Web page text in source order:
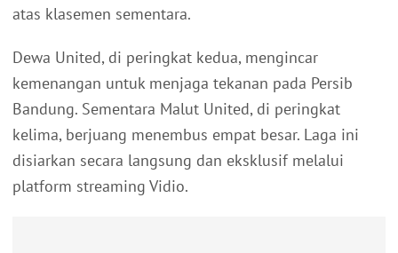
atas klasemen sementara.
Dewa United, di peringkat kedua, mengincar
kemenangan untuk menjaga tekanan pada Persib
Bandung. Sementara Malut United, di peringkat
kelima, berjuang menembus empat besar. Laga ini
disiarkan secara langsung dan eksklusif melalui
platform streaming Vidio.